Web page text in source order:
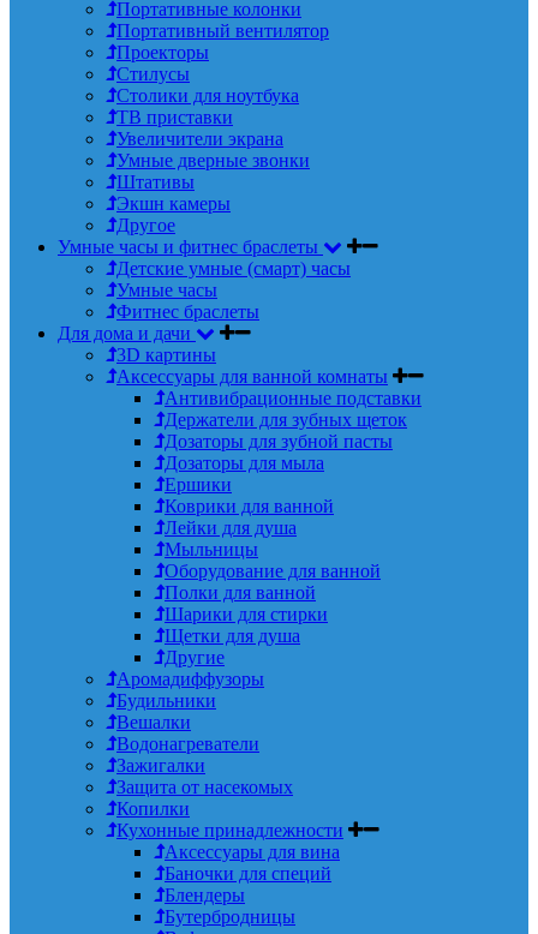
Портативные колонки
Портативный вентилятор
Проекторы
Стилусы
Столики для ноутбука
ТВ приставки
Увеличители экрана
Умные дверные звонки
Штативы
Экшн камеры
Другое
Умные часы и фитнес браслеты
Детские умные (смарт) часы
Умные часы
Фитнес браслеты
Для дома и дачи
3D картины
Аксессуары для ванной комнаты
Антивибрационные подставки
Держатели для зубных щеток
Дозаторы для зубной пасты
Дозаторы для мыла
Ершики
Коврики для ванной
Лейки для душа
Мыльницы
Оборудование для ванной
Полки для ванной
Шарики для стирки
Щетки для душа
Другие
Аромадиффузоры
Будильники
Вешалки
Водонагреватели
Зажигалки
Защита от насекомых
Копилки
Кухонные принадлежности
Аксессуары для вина
Баночки для специй
Блендеры
Бутербродницы